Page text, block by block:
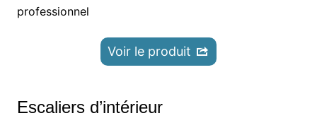
professionnel
Voir le produit
Escaliers d’intérieur